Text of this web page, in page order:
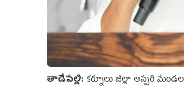
తాడేప‌ల్లి: కర్నూలు జిల్లా ఆస్పరి